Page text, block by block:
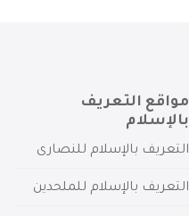
مواقع التعريف
بالإسلام
التعريف بالإسلام للنصارى
التعريف بالإسلام للملحدين